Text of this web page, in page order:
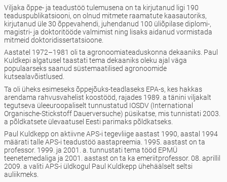
Viljaka õppe- ja teadustöö tulemusena on ta kirjutanud ligi 190
teaduspublikatsiooni, on olnud mitmete raamatute kaasautoriks,
kirjutanud üle 30 õppevahendi, juhendanud 100 üliõpilase diplomi-,
magistri- ja doktoritööde valmimist ning lisaks aidanud vormistada
mitmeid doktoridissertatsioone.
Aastatel 1972–1981 oli ta agronoomiateaduskonna dekaaniks. Paul
Kuldkepi algatusel taastati tema dekaaniks oleku ajal väga
populaarseks saanud süstemaatilised agronoomide
kutsealavõistlused.
Ta oli üheks esimeseks õppejõuks-teadlaseks EPA-s, kes hakkas
arendama rahvusvahelist koostööd, rajades 1989. a tänini viljakalt
tegutseva üleeuroopaliselt tunnustatud IOSDV (International
Organische-Stickstoff Dauerversuche) püsikatse, mis tunnistati 2003.
a põldkatsete ülevaatusel Eesti parimaks põldkatseks.
Paul Kuldkepp on aktiivne APS-i tegevliige aastast 1990, aastal 1994
määrati talle APS-i teadustöö aastapreemia. 1995. aastast on ta
professor. 1999. ja 2001. a. tunnustati tema tööd EPMÜ
teenetemedaliga ja 2001. aastast on ta ka emeriitprofessor. 08. aprillil
2009. a valiti APS-i üldkogul Paul Kuldkepp ühehäälselt seltsi
auliikmeks.